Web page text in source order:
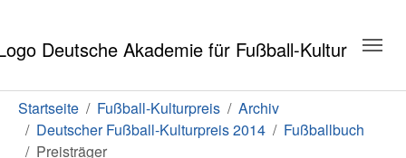
Sie sind hier:
Startseite Fußball-Kulturpreis
Archiv
Deutscher Fußball-Kulturpreis 2014
Fußballbuch
Preisträger